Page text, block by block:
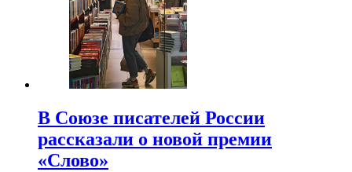
В Союзе писателей России
рассказали о новой премии
«Слово»